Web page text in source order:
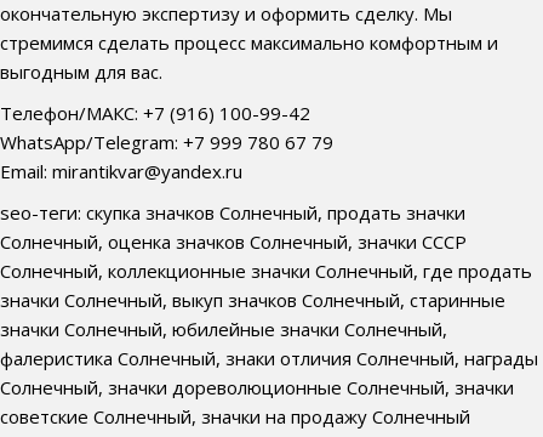
окончательную экспертизу и оформить сделку. Мы
стремимся сделать процесс максимально комфортным и
выгодным для вас.
Телефон/МАКС: +7 (916) 100-99-42
WhatsApp/Telegram: +7 999 780 67 79
Email: mirantikvar@yandex.ru
seo-теги: скупка значков Солнечный, продать значки
Солнечный, оценка значков Солнечный, значки СССР
Солнечный, коллекционные значки Солнечный, где продать
значки Солнечный, выкуп значков Солнечный, старинные
значки Солнечный, юбилейные значки Солнечный,
фалеристика Солнечный, знаки отличия Солнечный, награды
Солнечный, значки дореволюционные Солнечный, значки
советские Солнечный, значки на продажу Солнечный